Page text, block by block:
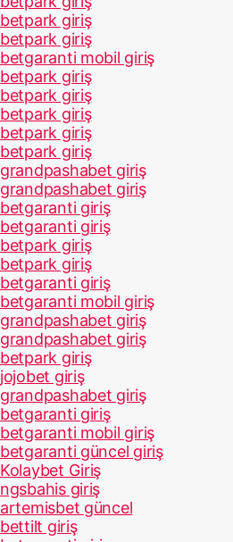
betpark giriş
betpark giriş
betgaranti mobil giriş
betpark giriş
betpark giriş
betpark giriş
betpark giriş
betpark giriş
grandpashabet giriş
grandpashabet giriş
betgaranti giriş
betgaranti giriş
betpark giriş
betpark giriş
betgaranti giriş
betgaranti mobil giriş
grandpashabet giriş
grandpashabet giriş
betpark giriş
jojobet giriş
grandpashabet giriş
betgaranti giriş
betgaranti mobil giriş
betgaranti güncel giriş
Kolaybet Giriş
ngsbahis giriş
artemisbet güncel
bettilt giriş